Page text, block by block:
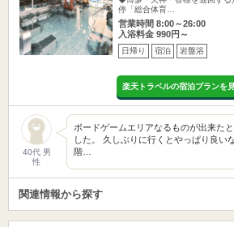
停「総合体育…
営業時間 8:00～26:00
入浴料金 990円～
日帰り 宿泊 岩盤浴
楽天トラベルの宿泊プランを
40代 男
性
ボードゲームエリアなるものが出来た
した。 久しぶりに行くとやっぱり良い
階…
関連情報から探す